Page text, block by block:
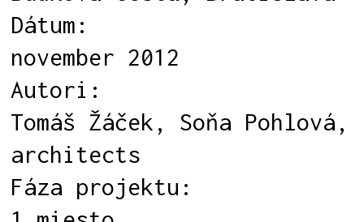
Dátum:
november 2012
Autori:
Tomáš Žáček, Soňa
architects
Fáza projektu: